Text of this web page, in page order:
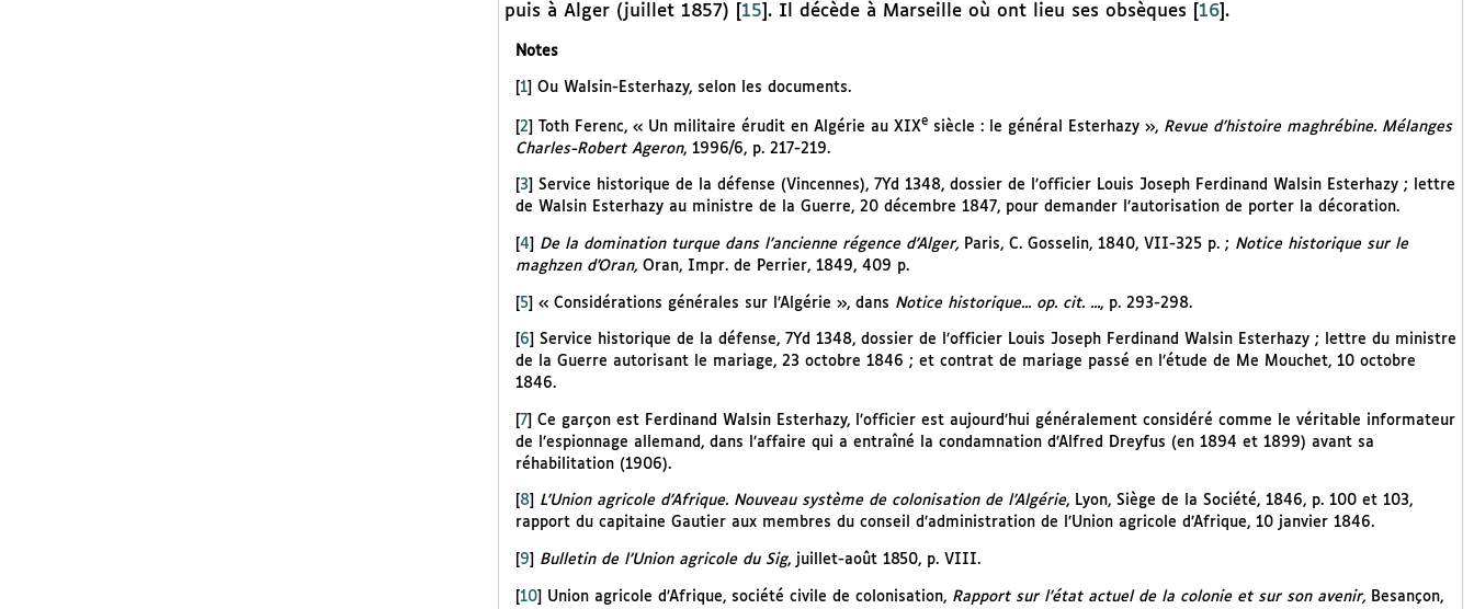
puis à Alger (juillet 1857)
15 . Il décède à Marseille où ont lieu ses obsèques 16] .
Notes
[1] Ou Walsin-Esterhazy, selon les documents.
[2] Toth Ferenc, « Un militaire érudit en Algérie au XIXesiècle : le général Esterhazy », Revue d’histoire maghrébine. Mélanges
Charles-Robert Ageron, 1996/6, p. 217-219.
3
Service historique de la défense (Vincennes), 7Yd 1348, dossier de l’officier Louis Joseph Ferdinand Walsin Esterhazy ; lettre
de Walsin Esterhazy au ministre de la Guerre, 20 décembre 1847, pour demander l’autorisation de porter la décoration.
4 De la domination turque dans l’ancienne régence d’Alger, Paris, C. Gosselin, 1840, VII-325 p. ; Notice historique sur le
maghzen d’Oran, Oran, Impr. de Perrier, 1849, 409 p.
[5] « Considérations générales sur l’Algérie », dans Notice historique... op. cit. ..., p. 293-298.
6
Service historique de la défense, 7Yd 1348, dossier de l’officier Louis Joseph Ferdinand Walsin Esterhazy ; lettre du ministre
de la Guerre autorisant le mariage, 23 octobre 1846 ; et contrat de mariage passé en l’étude de Me Mouchet, 10 octobre
1846.
[7] Ce garçon est Ferdinand Walsin Esterhazy, l’officier est aujourd’hui généralement considéré comme le véritable informateur
de l’espionnage allemand, dans l’affaire qui a entraîné la condamnation d’Alfred Dreyfus (en 1894 et 1899) avant sa
réhabilitation (1906).
8] L’Union agricole d’Afrique. Nouveau système de colonisation de l’Algérie, Lyon, Siège de la Société, 1846, p. 100 et 103,
rapport du capitaine Gautier aux membres du conseil d’administration de l’Union agricole d’Afrique, 10 janvier 1846.
9 Bulletin de l’Union agricole du Sig, juillet-août 1850, p. VIII.
[10] Union agricole d’Afrique, société civile de colonisation, Rapport sur l’état actuel de la colonie et sur son avenir, Besançon,